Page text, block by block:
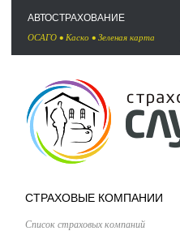
АВТОСТРАХОВАНИЕ
ОСАГО • Каско • Зеленая карта
СТРАХОВЫЕ КОМПАНИИ
Список страховых компаний